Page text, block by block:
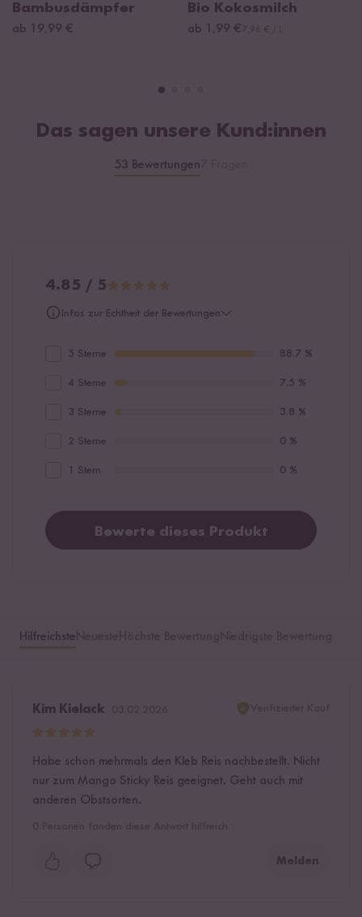
Bambusdämpfer
ab 19,99 €
Bio Kokosmilch
ab 1,99 €
Das sagen unsere Kund:innen
53 Bewertungen
4.85 / 5
Infos zur Echtheit der Bewertungen
5 Sterne 88.7 %
4 Sterne 7.5 %
3 Sterne 3.8 %
2 Sterne 0 %
1 Stern 0 %
Bewerte dieses Produkt
Hilfreichste
Kim Kielack
Habe schon mehrmals den Kleb Reis nachbestellt. Nicht
nur zum Mango Sticky Reis geeignet. Geht auch mit
anderen Obstsorten.
Melden